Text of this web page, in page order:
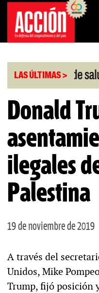
Saltar
contenido
LAS ÚLTIMAS >
cobertura de salud
Donald
ilegales
Palestina
19 de noviembre de 2019
A través del
Unidos, Mike
Trump, fijó posición